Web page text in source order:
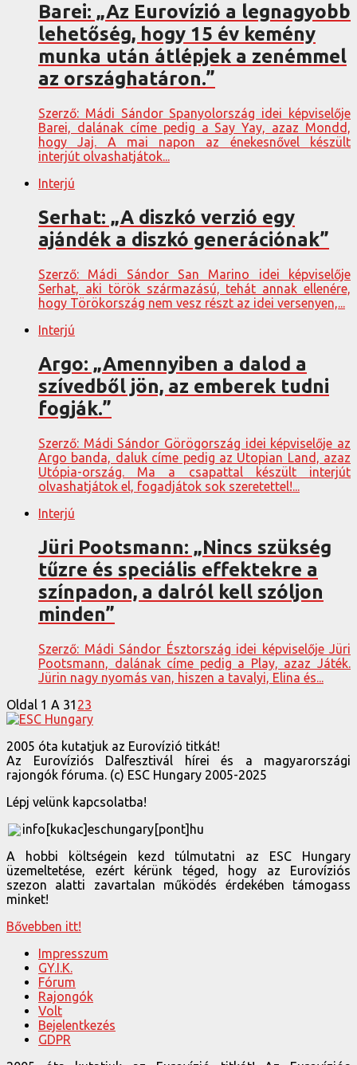
Barei: „Az Eurovízió a legnagyobb
lehetőség, hogy 15 év kemény
munka után átlépjek a zenémmel
az országhatáron.”
Szerző: Mádi Sándor Spanyolország idei képviselője
Barei, dalának címe pedig a Say Yay, azaz Mondd,
hogy Jaj. A mai napon az énekesnővel készült
interjút olvashatjátok...
Interjú
Serhat: „A diszkó verzió egy
ajándék a diszkó generációnak”
Szerző: Mádi Sándor San Marino idei képviselője
Serhat, aki török származású, tehát annak ellenére,
hogy Törökország nem vesz részt az idei versenyen,...
Interjú
Argo: „Amennyiben a dalod a
szívedből jön, az emberek tudni
fogják.”
Szerző: Mádi Sándor Görögország idei képviselője az
Argo banda, daluk címe pedig az Utopian Land, azaz
Utópia-ország. Ma a csapattal készült interjút
olvashatjátok el, fogadjátok sok szeretettel!...
Interjú
Jüri Pootsmann: „Nincs szükség
tűzre és speciális effektekre a
színpadon, a dalról kell szóljon
minden”
Szerző: Mádi Sándor Észtország idei képviselője Jüri
Pootsmann, dalának címe pedig a Play, azaz Játék.
Jürin nagy nyomás van, hiszen a tavalyi, Elina és...
Oldal 1 A 31 23
2005 óta kutatjuk az Eurovízió titkát!
Az Eurovíziós Dalfesztivál hírei és a magyarországi
rajongók fóruma. (c) ESC Hungary 2005-2025
Lépj velünk kapcsolatba!
info[kukac]eschungary[pont]hu
A hobbi költségein kezd túlmutatni az ESC Hungary
üzemeltetése, ezért kérünk téged, hogy az Eurovíziós
szezon alatti zavartalan működés érdekében támogass
minket!
Bővebben itt!
Impresszum
GY.I.K.
Fórum
Rajongók
Volt
Bejelentkezés
GDPR